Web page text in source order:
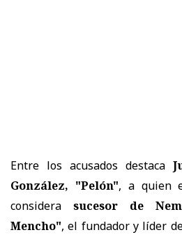
Entre los acusados destaca
González, "Pelón", a quien
considera sucesor de
Mencho", el fundador y líder